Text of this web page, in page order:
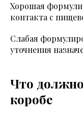
Хорошая
контакта с
Слабая
уточнения
Что
коробе